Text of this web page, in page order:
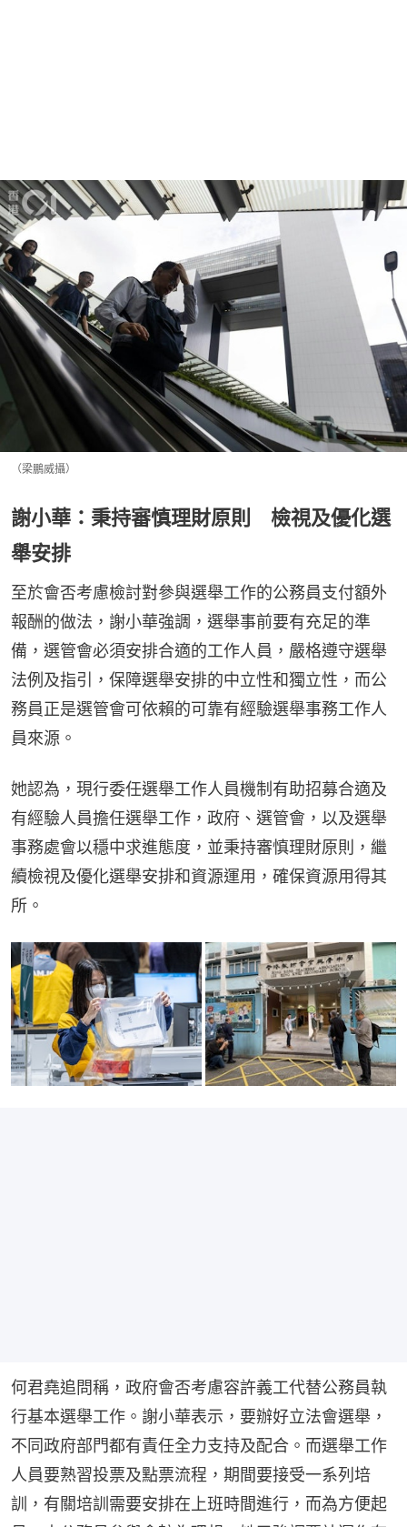
（梁鵬威攝）
謝小華：秉持審慎理財原則 檢視及優化選
舉安排
至於會否考慮檢討對參與選舉工作的公務員支付額外
報酬的做法，謝小華強調，選舉事前要有充足的準
備，選管會必須安排合適的工作人員，嚴格遵守選舉
法例及指引，保障選舉安排的中立性和獨立性，而公
務員正是選管會可依賴的可靠有經驗選舉事務工作人
員來源。
她認為，現行委任選舉工作人員機制有助招募合適及
有經驗人員擔任選舉工作，政府、選管會，以及選舉
事務處會以穩中求進態度，並秉持審慎理財原則，繼
續檢視及優化選舉安排和資源運用，確保資源用得其
所。
何君堯追問稱，政府會否考慮容許義工代替公務員執
行基本選舉工作。謝小華表示，要辦好立法會選舉，
不同政府部門都有責任全力支持及配合。而選舉工作
人員要熟習投票及點票流程，期間要接受一系列培
訓，有關培訓需要安排在上班時間進行，而為方便起